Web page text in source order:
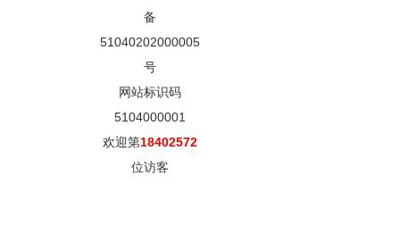
备
51040202000005
号
网站标识码
5104000001
欢迎第18402572
位访客